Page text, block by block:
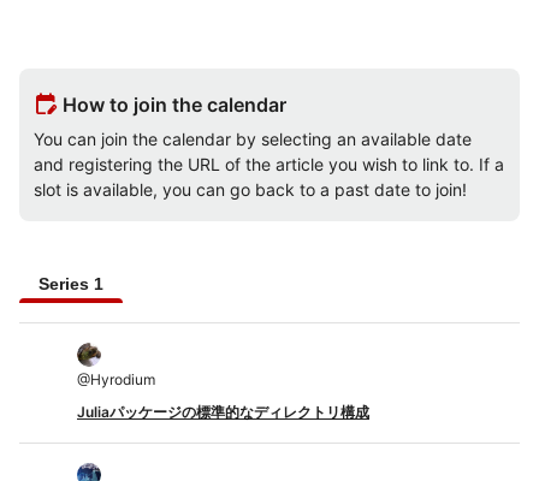
edit_calendar How to join the calendar
You can join the calendar by selecting an available date
and registering the URL of the article you wish to link to. If a
slot is available, you can go back to a past date to join!
Series 1
@Hyrodium
Juliaパッケージの標準的なディレクトリ構成